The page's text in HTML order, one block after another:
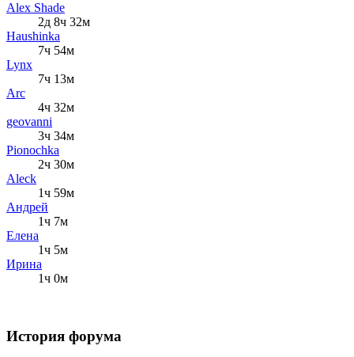
Alex Shade
2д 8ч 32м
Haushinka
7ч 54м
Lynx
7ч 13м
Arc
4ч 32м
geovanni
3ч 34м
Pionochka
2ч 30м
Aleck
1ч 59м
Андрей
1ч 7м
Елена
1ч 5м
Ирина
1ч 0м
История форума